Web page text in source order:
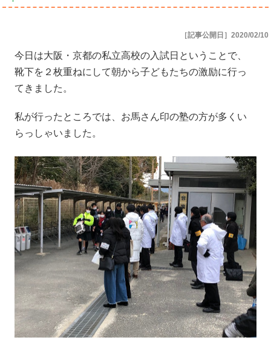
［記事公開日］2020/02/10
今日は大阪・京都の私立高校の入試日ということで、
靴下を２枚重ねにして朝から子どもたちの激励に行っ
てきました。
私が行ったところでは、お馬さん印の塾の方が多くい
らっしゃいました。